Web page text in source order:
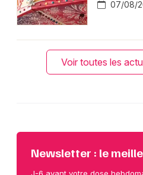
07/08/
Voir toutes les
Newsletter : le